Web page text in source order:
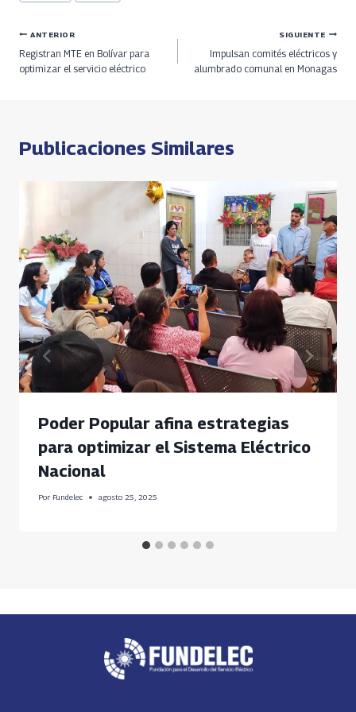
o
k
ds m
p
n
k
entrada:
Navegación
de
ANTERIOR
Registran MTE en Bolívar para
optimizar el servicio eléctrico
SIGUIENTE
Impulsan comités eléctricos y
alumbrado comunal en Monagas
Publicaciones Similares
Poder Popular afina estrategias
para optimizar el Sistema Eléctrico
Nacional
Por Fundelec agosto 25, 2025